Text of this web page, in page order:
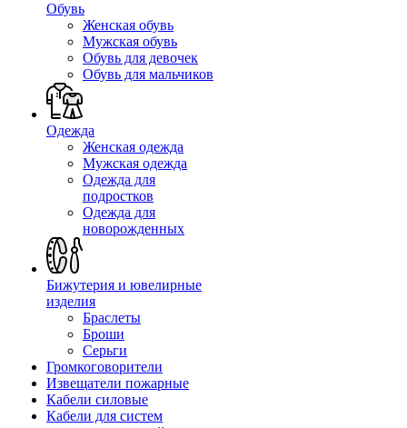
Обувь
Женская обувь
Мужская обувь
Обувь для девочек
Обувь для мальчиков
Одежда
Женская одежда
Мужская одежда
Одежда для
подростков
Одежда для
новорожденных
Бижутерия и ювелирные
изделия
Браслеты
Броши
Серьги
Громкоговорители
Извещатели пожарные
Кабели силовые
Кабели для систем